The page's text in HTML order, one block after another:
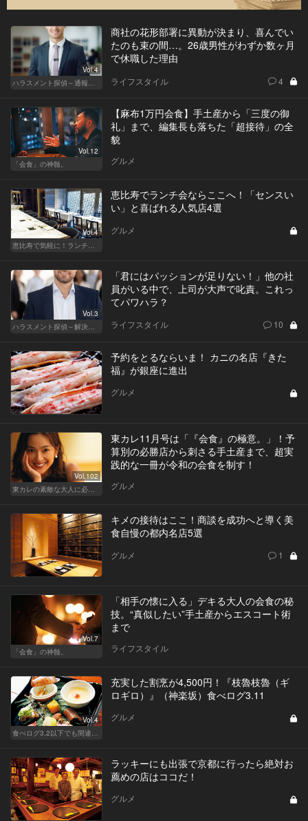
Vol.4
ハラスメント探偵～通報編～
商社の花形部署に異動が決まり、喜んでい
たのも束の間…。26歳男性がわずか数ヶ月
で休職した理由
ライフスタイル 4
Vol.12
「会食」の神髄。
【麻布1万円会食】手土産から「三度の御
礼」まで、編集長も落ちた「超接待」の全
貌
グルメ
Vol.4
恵比寿で気軽に！ランチデート
恵比寿でランチ会ならここへ！「センスい
い」と喜ばれる人気店4選
グルメ
Vol.3
ハラスメント探偵～解決編～
「君にはパッションが足りない！」他の社
員がいる中で、上司が大声で叱責。これっ
てパワハラ？
ライフスタイル 10
予約をとるならいま！ カニの名店『きた
福』が銀座に進出
グルメ
Vol.102
東カレの素敵な大人に必要なこと
東カレ11月号は「『会食』の極意。」！予
算別の必勝店から刺さる手土産まで、超実
践的な一冊が令和の会食を制す！
グルメ
キメの接待はここ！商談を成功へと導く美
食自慢の都内名店5選
グルメ 1
Vol.7
「会食」の神髄。
「相手の懐に入る」デキる大人の会食の秘
技。“真似したい”手土産からエスコート術
まで
ライフスタイル
Vol.4
食べログ3.2以下でも間違いなく名店！
充実した割烹が4,500円！『枝魯枝魯（ギ
ロギロ）』（神楽坂）食べログ3.11
グルメ
ラッキーにも出張で京都に行ったら絶対お
薦めの店はココだ！
グルメ